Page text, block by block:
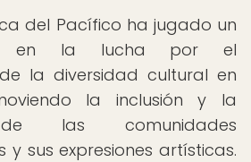
del Pacífico ha jugado un
en la lucha por el
la diversidad cultural en
la inclusión y la
de las comunidades
sus expresiones artísticas.